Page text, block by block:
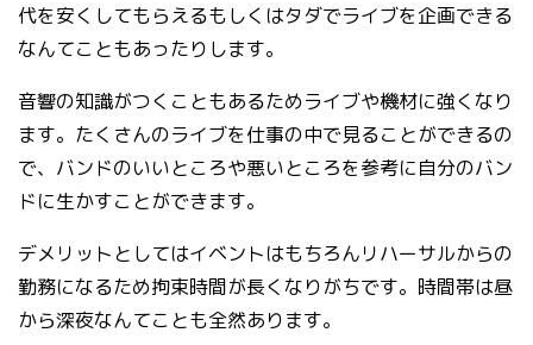
代を安くしてもらえるもしくはタダでライブを企画できる
なんてこともあったりします。
音響の知識がつくこともあるためライブや機材に強くなり
ます。たくさんのライブを仕事の中で見ることができるの
で、バンドのいいところや悪いところを参考に自分のバン
ドに生かすことができます。
デメリットとしてはイベントはもちろんリハーサルからの
勤務になるため拘束時間が長くなりがちです。時間帯は昼
から深夜なんてことも全然あります。